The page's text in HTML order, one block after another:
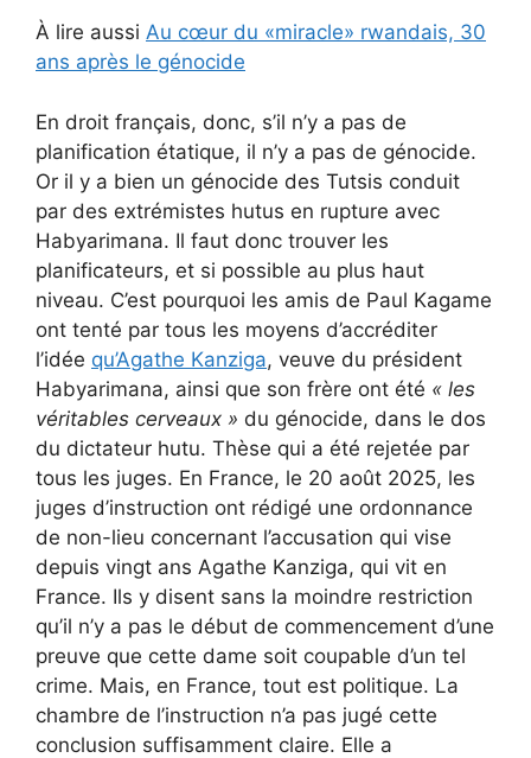
À lire aussi Au cœur du «miracle» rwandais, 30
ans après le génocide
En droit français, donc, s’il n’y a pas de
planification étatique, il n’y a pas de génocide.
Or il y a bien un génocide des Tutsis conduit
par des extrémistes hutus en rupture avec
Habyarimana. Il faut donc trouver les
planificateurs, et si possible au plus haut
niveau. C’est pourquoi les amis de Paul Kagame
ont tenté par tous les moyens d’accréditer
l’idée qu’Agathe Kanziga, veuve du président
Habyarimana, ainsi que son frère ont été « les
véritables cerveaux » du génocide, dans le dos
du dictateur hutu. Thèse qui a été rejetée par
tous les juges. En France, le 20 août 2025, les
juges d’instruction ont rédigé une ordonnance
de non-lieu concernant l’accusation qui vise
depuis vingt ans Agathe Kanziga, qui vit en
France. Ils y disent sans la moindre restriction
qu’il n’y a pas le début de commencement d’une
preuve que cette dame soit coupable d’un tel
crime. Mais, en France, tout est politique. La
chambre de l’instruction n’a pas jugé cette
conclusion suffisamment claire. Elle a